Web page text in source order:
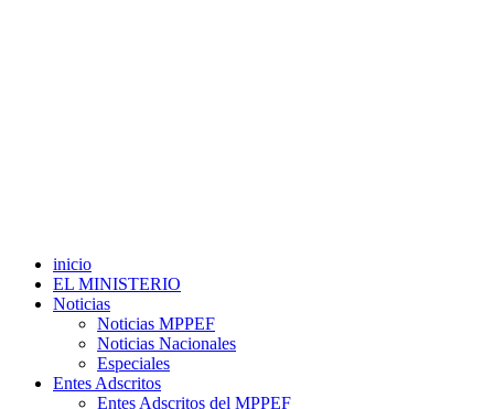
inicio
EL MINISTERIO
Noticias
Noticias MPPEF
Noticias Nacionales
Especiales
Entes Adscritos
Entes Adscritos del MPPEF